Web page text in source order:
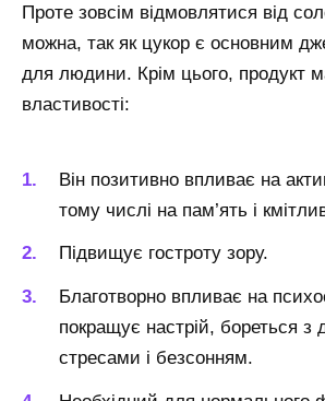
Проте зовсім відмовлятися від
можна, так як цукор є основним
для людини. Крім цього, продукт
властивості:
Він позитивно впливає на
тому числі на пам’ять і
Підвищує гостроту зору.
Благотворно впливає на
покращує настрій, бореться з
стресами і безсонням.